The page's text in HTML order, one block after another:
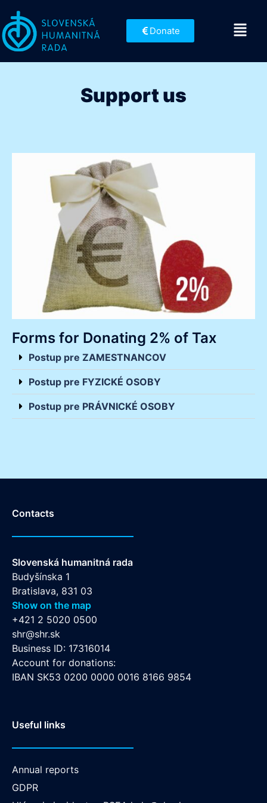
Donate
Support us
Forms for Donating 2% of Tax
Postup pre ZAMESTNANCOV
Postup pre FYZICKÉ OSOBY
Postup pre PRÁVNICKÉ OSOBY
Contacts
Slovenská humanitná rada
Budyšínska 1
Bratislava, 831 03
Show on the map
+421 2 5020 0500
shr@shr.sk
Business ID: 17316014
Account for donations:
IBAN SK53 0200 0000 0016 8166 9854
Useful links
Annual reports
GDPR